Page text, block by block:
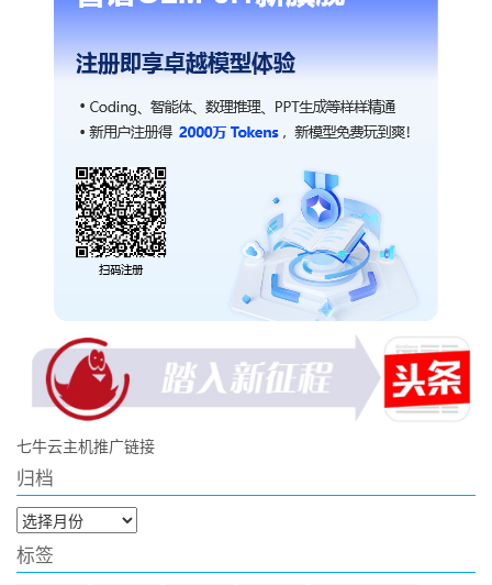
七牛云主机推广链接
归档
归
档
标签